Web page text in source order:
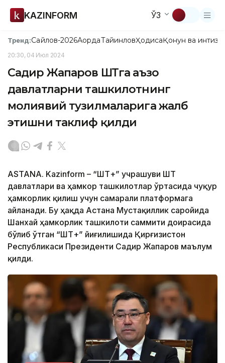
KAZINFORM ЎЗ
Тренд:Сайлов-2026АқордаТайинловҲодисаҚонун ва
20:30, 04 Июл 2024
Садир Жапаров ШҲТга аъзо
давлатларни ташкилотнинг
молиявий тузилмаларига жалб
этишни таклиф қилди
ASTANA. Kazinform – “ШҲТ+” учрашуви ШҲТ
давлатлари ва ҳамкор ташкилотлар ўртасида чуқур
ҳамкорлик қилиш учун самарали платформага
айланади. Бу ҳақда Астана Мустақиллик саройида
Шанхай ҳамкорлик ташкилоти саммити доирасида
бўлиб ўтган “ШҲТ+” йиғилишида Қирғизистон
Республикаси Президенти Садир Жапаров маълум
қилди.